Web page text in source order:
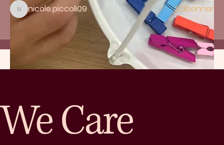
Chant (5min)
Bonjour, bonjour Comment vas-tu ? Nous te
nicole.piccoli09
nicole.piccoli09
S'abonner
Voir tous les membres (14)
We Care